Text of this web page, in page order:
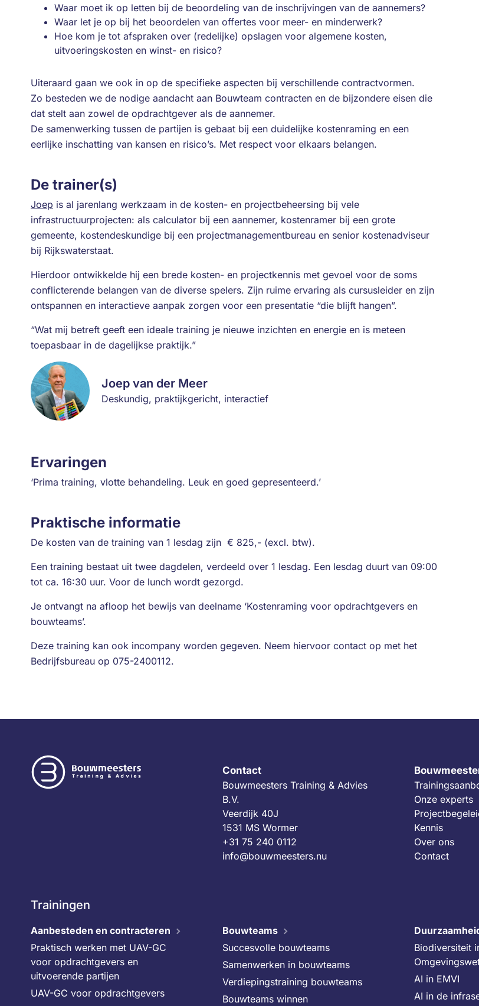
Waar moet ik op letten bij de beoordeling van de inschrijvingen van de aannemers?
Waar let je op bij het beoordelen van offertes voor meer- en minderwerk?
Hoe kom je tot afspraken over (redelijke) opslagen voor algemene kosten,
uitvoeringskosten en winst- en risico?
Uiteraard gaan we ook in op de specifieke aspecten bij verschillende contractvormen.
Zo besteden we de nodige aandacht aan Bouwteam contracten en de bijzondere eisen die
dat stelt aan zowel de opdrachtgever als de aannemer.
De samenwerking tussen de partijen is gebaat bij een duidelijke kostenraming en een
eerlijke inschatting van kansen en risico’s. Met respect voor elkaars belangen.
De trainer(s)
Joep is al jarenlang werkzaam in de kosten- en projectbeheersing bij vele
infrastructuurprojecten: als calculator bij een aannemer, kostenramer bij een grote
gemeente, kostendeskundige bij een projectmanagementbureau en senior kostenadviseur
bij Rijkswaterstaat.
Hierdoor ontwikkelde hij een brede kosten- en projectkennis met gevoel voor de soms
conflicterende belangen van de diverse spelers. Zijn ruime ervaring als cursusleider en zijn
ontspannen en interactieve aanpak zorgen voor een presentatie “die blijft hangen”.
“Wat mij betreft geeft een ideale training je nieuwe inzichten en energie en is meteen
toepasbaar in de dagelijkse praktijk.”
Joep van der Meer
Deskundig, praktijkgericht, interactief
Ervaringen
‘Prima training, vlotte behandeling. Leuk en goed gepresenteerd.’
Praktische informatie
De kosten van de training van 1 lesdag zijn € 825,- (excl. btw).
Een training bestaat uit twee dagdelen, verdeeld over 1 lesdag. Een lesdag duurt van 09:00
tot ca. 16:30 uur. Voor de lunch wordt gezorgd.
Je ontvangt na afloop het bewijs van deelname ‘Kostenraming voor opdrachtgevers en
bouwteams’.
Deze training kan ook incompany worden gegeven. Neem hiervoor contact op met het
Bedrijfsbureau op 075-2400112.
Contact
Bouwmeesters Training & Advies
B.V.
Veerdijk 40J
1531 MS Wormer
+31 75 240 0112
info@bouwmeesters.nu
Onze experts
Kennis
Over ons
Contact
Trainingen
Aanbesteden en contracteren
Praktisch werken met UAV-GC
voor opdrachtgevers en
uitvoerende partijen
UAV-GC voor opdrachtgevers
Bouwteams
Succesvolle bouwteams
Samenwerken in bouwteams
Verdiepingstraining bouwteams
Bouwteams winnen
Biodiversiteit
AI in EMVI
AI in de